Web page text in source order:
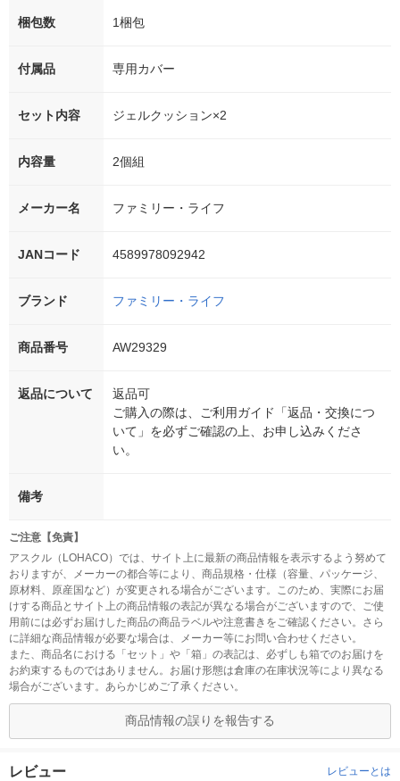
梱包数 1梱包
付属品 専用カバー
セット内容 ジェルクッション×2
内容量 2個組
メーカー名 ファミリー・ライフ
JANコード 4589978092942
ブランド ファミリー・ライフ
商品番号 AW29329
返品について
返品可
ご購入の際は、ご利用ガイド「返品・交換につ
いて」を必ずご確認の上、お申し込みくださ
い。
備考
ご注意【免責】
アスクル（LOHACO）では、サイト上に最新の商品情報を表示するよう努めて
おりますが、メーカーの都合等により、商品規格・仕様（容量、パッケージ、
原材料、原産国など）が変更される場合がございます。このため、実際にお届
けする商品とサイト上の商品情報の表記が異なる場合がございますので、ご使
用前には必ずお届けした商品の商品ラベルや注意書きをご確認ください。さら
に詳細な商品情報が必要な場合は、メーカー等にお問い合わせください。
また、商品名における「セット」や「箱」の表記は、必ずしも箱でのお届けを
お約束するものではありません。お届け形態は倉庫の在庫状況等により異なる
場合がございます。あらかじめご了承ください。
商品情報の誤りを報告する
レビュー レビューとは